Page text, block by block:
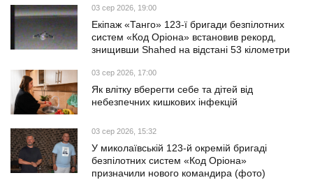
03 сер 2026, 19:00
Екіпаж «Танго» 123-ї бригади безпілотних
систем «Код Оріона» встановив рекорд,
знищивши Shahed на відстані 53 кілометри
03 сер 2026, 17:00
Як влітку вберегти себе та дітей від
небезпечних кишкових інфекцій
03 сер 2026, 15:32
У миколаївській 123-й окремій бригаді
безпілотних систем «Код Оріона»
призначили нового командира (фото)